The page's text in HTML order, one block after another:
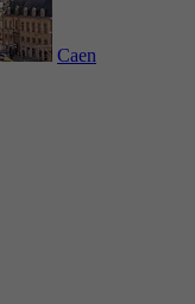
Caen